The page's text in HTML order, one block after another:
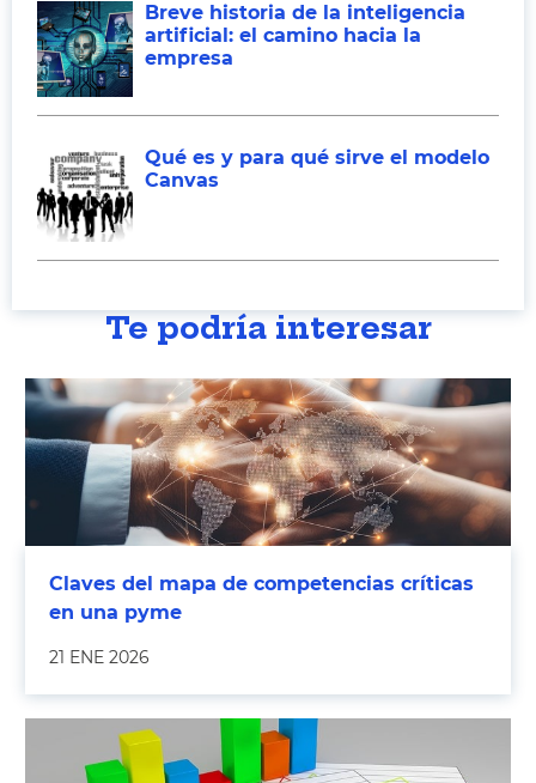
Breve historia de la inteligencia
artificial: el camino hacia la
empresa
Qué es y para qué sirve el modelo
Canvas
Te podría interesar
Claves del mapa de competencias críticas
en una pyme
21 ENE 2026